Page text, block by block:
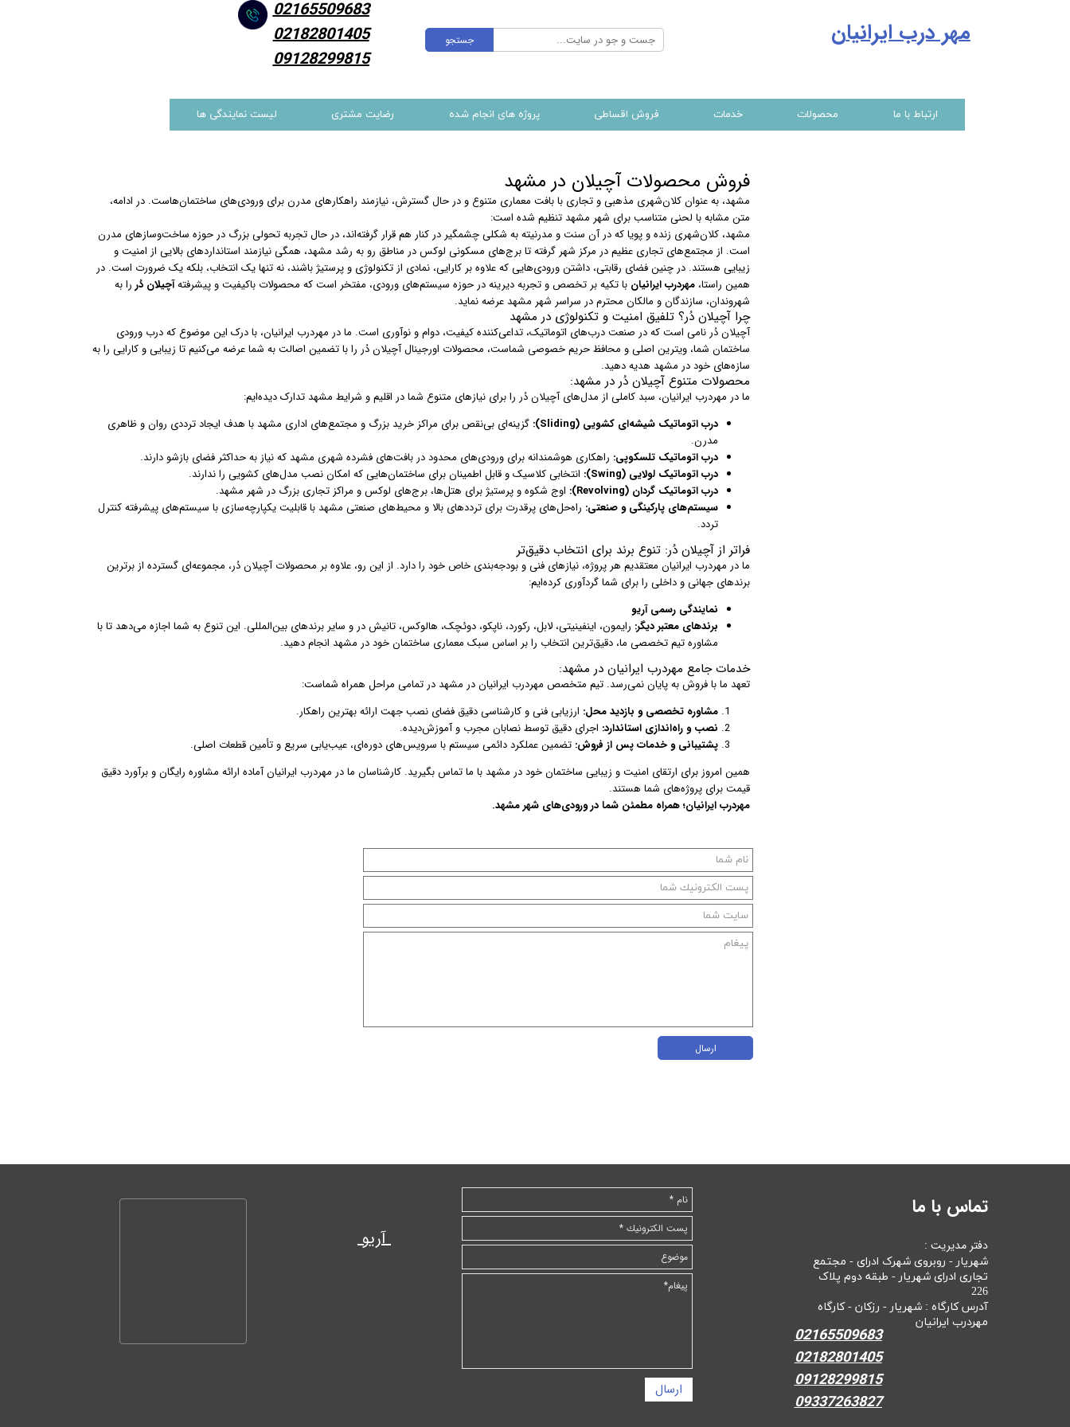
ارتباط با ما محصولات خدمات فروش اقساطی پروژه های انجام شده رضایت مشتری لیست نمایندگی ها
جستجو مهر درب ایرانیان
02165509683
02182801405
09128299815
فروش محصولات آچیلان در مشهد
مشهد، به عنوان کلان‌شهری مذهبی و تجاری با بافت معماری متنوع و در حال گسترش، نیازمند راهکارهای مدرن برای ورودی‌های ساختمان‌هاست. در ادامه،
متن مشابه با لحنی متناسب برای شهر مشهد تنظیم شده است:
مشهد، کلان‌شهری زنده و پویا که در آن سنت و مدرنیته به شکلی چشمگیر در کنار هم قرار گرفته‌اند، در حال تجربه تحولی بزرگ در حوزه ساخت‌وسازهای مدرن
است. از مجتمع‌های تجاری عظیم در مرکز شهر گرفته تا برج‌های مسکونی لوکس در مناطق رو به رشد مشهد، همگی نیازمند استانداردهای بالایی از امنیت و
زیبایی هستند. در چنین فضای رقابتی، داشتن ورودی‌هایی که علاوه بر کارایی، نمادی از تکنولوژی و پرستیژ باشند، نه تنها یک انتخاب، بلکه یک ضرورت است. در
همین راستا،مهردرب ایرانیان با تکیه بر تخصص و تجربه دیرینه در حوزه سیستم‌های ورودی، مفتخر است که محصولات باکیفیت و پیشرفتهآچیلان دُررا به
شهروندان، سازندگان و مالکان محترم در سراسر شهر مشهد عرضه نماید.
چرا آچیلان دُر؟ تلفیق امنیت و تکنولوژی در مشهد
آچیلان دُر نامی است که در صنعت درب‌های اتوماتیک، تداعی‌کننده کیفیت، دوام و نوآوری است. ما در مهردرب ایرانیان، با درک این موضوع که درب ورودی
ساختمان شما، ویترین اصلی و محافظ حریم خصوصی شماست، محصولات اورجینال آچیلان دُر را با تضمین اصالت به شما عرضه می‌کنیم تا زیبایی و کارایی را به
سازه‌های خود در مشهد هدیه دهید.
محصولات متنوع آچیلان دُر در مشهد:
ما در مهردرب ایرانیان، سبد کاملی از مدل‌های آچیلان دُر را برای نیازهای متنوع شما در اقلیم و شرایط مشهد تدارک دیده‌ایم:
درب اتوماتیک شیشه‌ای کشویی (Sliding):
گزینه‌ای بی‌نقص برای مراکز خرید بزرگ و مجتمع‌های اداری مشهد با هدف ایجاد ترددی روان و ظاهری
مدرن.
درب اتوماتیک تلسکوپی: راهکاری هوشمندانه برای ورودی‌های محدود در بافت‌های فشرده شهری مشهد که نیاز به حداکثر فضای بازشو دارند.
درب اتوماتیک لولایی (Swing):
انتخابی کلاسیک و قابل اطمینان برای ساختمان‌هایی که امکان نصب مدل‌های کشویی را ندارند.
درب اتوماتیک گردان (Revolving):
اوج شکوه و پرستیژ برای هتل‌ها، برج‌های لوکس و مراکز تجاری بزرگ در شهر مشهد.
سیستم‌های پارکینگی و صنعتی: راه‌حل‌های پرقدرت برای تردد‌های بالا و محیط‌های صنعتی مشهد با قابلیت یکپارچه‌سازی با سیستم‌های پیشرفته کنترل
تردد.
فراتر از آچیلان دُر: تنوع برند برای انتخاب دقیق‌تر
ما در مهردرب ایرانیان معتقدیم هر پروژه، نیازهای فنی و بودجه‌بندی خاص خود را دارد. از این رو، علاوه بر محصولات آچیلان دُر، مجموعه‌ای گسترده از برترین
برندهای جهانی و داخلی را برای شما گردآوری کرده‌ایم:
نمایندگی رسمی آریو
برندهای معتبر دیگر: رایمون، اینفینیتی، لابل، رکورد، ناپکو، دوئچک، هالوکس، تانیش در و سایر برندهای بین‌المللی. این تنوع به شما اجازه می‌دهد تا با
مشاوره تیم تخصصی ما، دقیق‌ترین انتخاب را بر اساس سبک معماری ساختمان خود در مشهد انجام دهید.
خدمات جامع مهردرب ایرانیان در مشهد:
تعهد ما با فروش به پایان نمی‌رسد. تیم متخصص مهردرب ایرانیان در مشهد در تمامی مراحل همراه شماست:
مشاوره تخصصی و بازدید محل: ارزیابی فنی و کارشناسی دقیق فضای نصب جهت ارائه بهترین راهکار.
نصب و راه‌اندازی استاندارد: اجرای دقیق توسط نصابان مجرب و آموزش‌دیده.
پشتیبانی و خدمات پس از فروش: تضمین عملکرد دائمی سیستم با سرویس‌های دوره‌ای، عیب‌یابی سریع و تأمین قطعات اصلی.
همین امروز برای ارتقای امنیت و زیبایی ساختمان خود در مشهد با ما تماس بگیرید. کارشناسان ما در مهردرب ایرانیان آماده ارائه مشاوره رایگان و برآورد دقیق
قیمت برای پروژه‌های شما هستند.
مهردرب ایرانیان؛ همراه مطمئن شما در ورودی‌های شهر مشهد.
ارسال
ارسال
تماس با ما
دفتر مدیریت :
شهریار - روبروی شهرک ادرای - مجتمع
تجاری ادرای شهریار - طبقه دوم پلاک
226
آدرس کارگاه : شهریار - رزکان - کارگاه
مهردرب ایرانیان
02165509683
02182801405
09128299815
09337263827
آریو